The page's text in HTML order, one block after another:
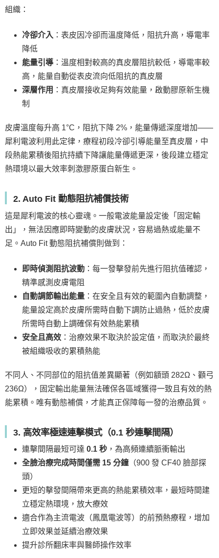
組織：
冷卻介入 ：表皮因冷卻而溫度降低，阻抗升高，導電率
降低
能量引導 ：溫度相對較高的真皮層阻抗較低，導電率較
高，能量自動從表皮流向低阻抗的真皮層
深層作用 ：真皮層接收足夠有效能量，啟動膠原新生機
制
皮膚溫度每升高 1°C，阻抗下降 2%，能量傳遞深度增加——
犀利電波利用此定律，療程初段冷卻引導能量至真皮層，中
段熱能累積後阻抗持續下降讓能量傳遞更深，後段建立穩定
熱環境以最大效率刺激膠原蛋白新生。
2. Auto Fit 動態阻抗補償技術
這是犀利電波的核心靈魂。一般電波能量設定後「固定輸
出」，無法因應即時變動的皮膚狀況，容易過熱或能量不
足。Auto Fit 動態阻抗補償則做到：
即時偵測阻抗波動 ：每一發擊發前先進行阻抗值確認，
精準感測皮膚電阻
自動調節輸出能量 ：在安全且有效的範圍內自動調整，
能量設定高於皮膚所需時自動下調防止過熱，低於皮膚
所需時自動上調確保有效熱能累積
安全且高效 ：治療效果不取決於設定值，而取決於最終
被組織吸收的累積熱能
不同人、不同部位的阻抗值差異顯著（例如額頭 282Ω、顴弓
236Ω），固定輸出能量無法確保各區域獲得一致且有效的熱
能累積。唯有動態補償，才能真正保障每一發的治療品質。
3. 高效率極速連擊模式（0.1 秒連擊間隔）
連擊間隔最短可達 0.1 秒 ，為高頻連續脈衝輸出
全臉治療完成時間僅需 15 分鐘（900 發 CF40 臉部探
頭）
更短的擊發間隔帶來更高的熱能累積效率，最短時間建
立穩定熱環境，放大療效
適合作為主流電波（鳳凰電波等）的前預熱療程，增加
立即效果並延續治療效果
提升診所翻床率與醫師操作效率